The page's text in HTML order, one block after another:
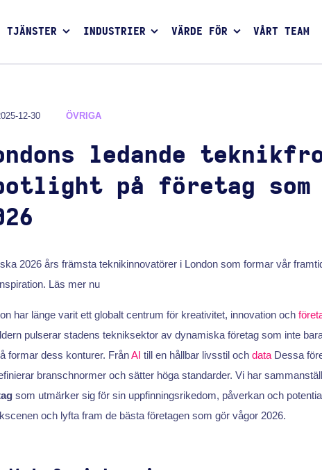
TJÄNSTER INDUSTRIER VÄRDE FÖR VÅRT TEAM
12-30 ÖVRIGA
ledande
på företag som
2026 års främsta teknikinnovatörer i London som formar vår
Läs mer nu
har länge varit ett globalt centrum för kreativitet, innovation och
pulserar stadens tekniksektor av dynamiska företag som inte
formar dess konturer. FrånAI till en hållbar livsstil och dataDessa
branschnormer och sätter höga standarder. Vi har
som utmärker sig för sin uppfinningsrikedom, påverkan och
och lyfta fram de bästa företagen som gör vågor 2026.